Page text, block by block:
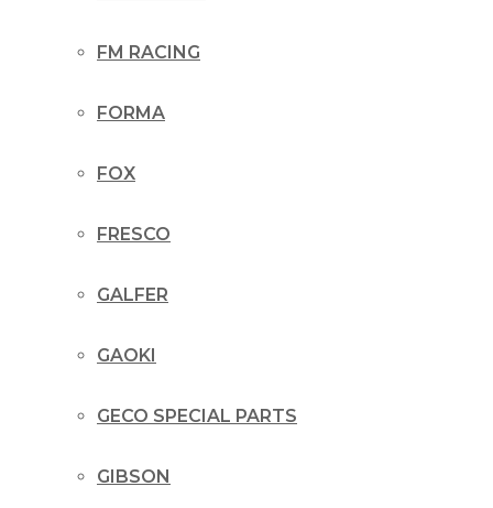
FM RACING
FORMA
FOX
FRESCO
GALFER
GAOKI
GECO SPECIAL PARTS
GIBSON